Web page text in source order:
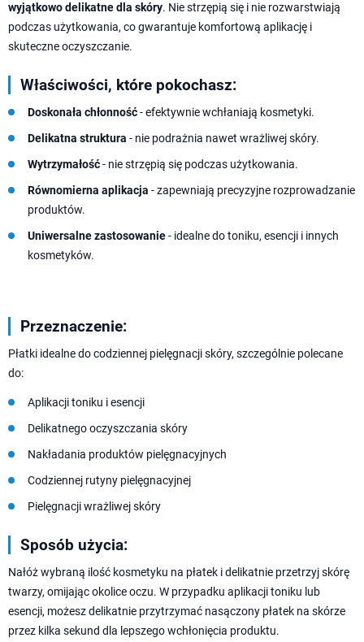
wyjątkowo delikatne dla skóry. Nie strzępią się i nie rozwarstwiają
podczas użytkowania, co gwarantuje komfortową aplikację i
skuteczne oczyszczanie.
Właściwości, które pokochasz:
Doskonała chłonność- efektywnie wchłaniają kosmetyki.
Delikatna struktura - nie podrażnia nawet wrażliwej skóry.
Wytrzymałość- nie strzępią się podczas użytkowania.
Równomierna aplikacja - zapewniają precyzyjne rozprowadzanie
produktów.
Uniwersalne zastosowanie- idealne do toniku, esencji i innych
kosmetyków.
Przeznaczenie:
Płatki idealne do codziennej pielęgnacji skóry, szczególnie polecane
do:
Aplikacji toniku i esencji
Delikatnego oczyszczania skóry
Nakładania produktów pielęgnacyjnych
Codziennej rutyny pielęgnacyjnej
Pielęgnacji wrażliwej skóry
Sposób użycia:
Nałóż wybraną ilość kosmetyku na płatek i delikatnie przetrzyj skórę
twarzy, omijając okolice oczu. W przypadku aplikacji toniku lub
esencji, możesz delikatnie przytrzymać nasączony płatek na skórze
przez kilka sekund dla lepszego wchłonięcia produktu.